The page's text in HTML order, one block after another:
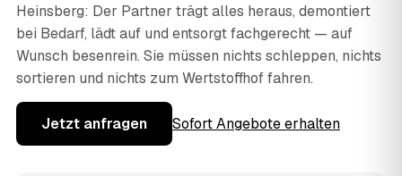
Heinsberg: Der Partner trägt alles heraus, demontiert
bei Bedarf, lädt auf und entsorgt fachgerecht — auf
Wunsch besenrein. Sie müssen nichts schleppen, nichts
sortieren und nichts zum Wertstoffhof fahren.
Jetzt anfragen Sofort Angebote erhalten